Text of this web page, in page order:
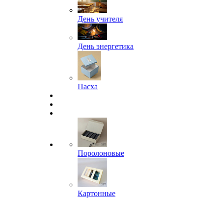
День учителя
День энергетика
Пасха
Поролоновые
Картонные